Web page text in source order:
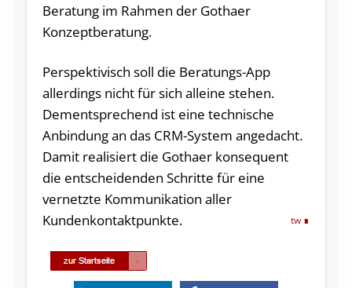
Beratung im Rahmen der Gothaer
Konzeptberatung.
Perspektivisch soll die Beratungs-App
allerdings nicht für sich alleine stehen.
Dementsprechend ist eine technische
Anbindung an das CRM-System angedacht.
Damit realisiert die Gothaer konsequent
die entscheidenden Schritte für eine
vernetzte Kommunikation aller
Kundenkontaktpunkte.
tw